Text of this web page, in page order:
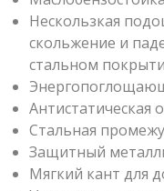
Нескользкая
скольжение и
стальном
Антистатическая
Стальная
Защитный
Мягкий кант для